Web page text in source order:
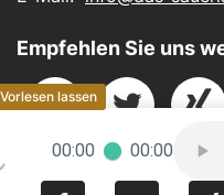
00:00 00:00
Empfehlen Sie uns
Impressum -Datenschutz